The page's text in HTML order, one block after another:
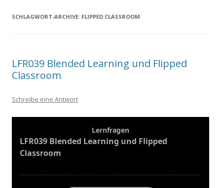
SCHLAGWORT-ARCHIVE: FLIPPED CLASSROOM
LFR039 Blended Learning und Flipped
Classroom
Schreibe eine Antwort